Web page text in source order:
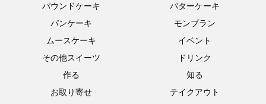
パウンドケーキ
バターケーキ
パンケーキ
モンブラン
ムースケーキ
イベント
その他スイーツ
ドリンク
作る
知る
お取り寄せ
テイクアウト